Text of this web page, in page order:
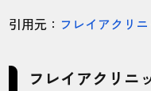
引用元： フレイアクリ
フレイアクリニ